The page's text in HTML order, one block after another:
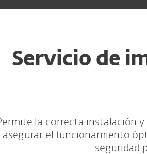
Servicio de
la correcta instalación
asegurar el funcionamiento
seguridad